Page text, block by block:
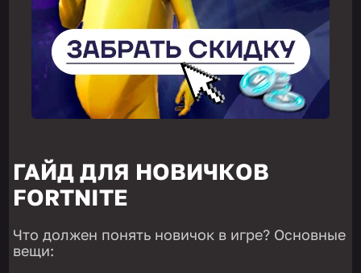
ГАЙД ДЛЯ НОВИЧКОВ
FORTNITE
Что должен понять новичок в игре? Основные
вещи: